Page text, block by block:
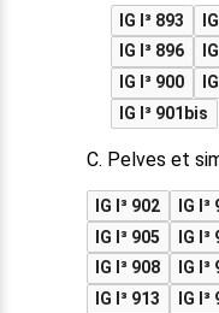
IG I³ 893
IG I³ 896
IG I³ 900
IG I³ 901bis
C. Pelves et
IG I³ 902 IG
IG I³ 905
IG
IG I³ 908
IG I³
IG I³ 913
IG I³